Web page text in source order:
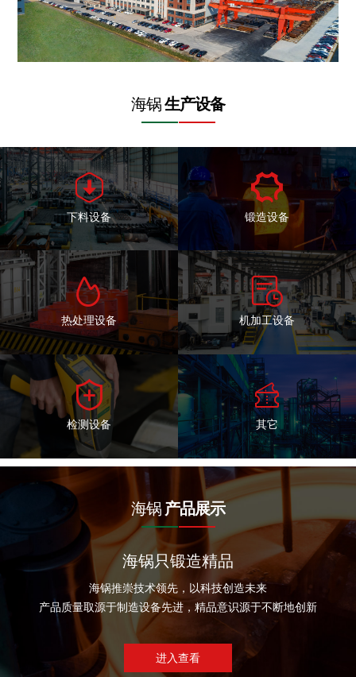
海锅生产设备

下料设备

锻造设备

热处理设备

机加工设备

检测设备

其它
海锅 产品展示
海锅只锻造精品
海锅推崇技术领先，以科技创造未来
产品质量取源于制造设备先进，精品意识源于不断地创新
进入查看